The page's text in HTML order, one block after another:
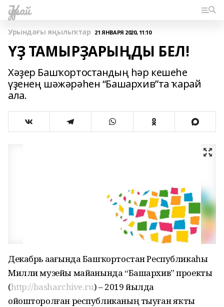
Ҡурай
Урындағы яңылыҡтар 21 ЯНВАРЯ 2020, 11:10
ҮҘ ТАМЫРҘАРЫҢДЫ БЕЛ!
Хәҙер Башҡортостандың һәр кешеһе
үҙенең шәжәрәһен “Башархив”та ҡарай
ала.
Декабрь аҙағында Башҡортостан Республикаһы
Милли музейы майҙанында “Башархив” проекты
(http://basharchive.ru) – 2019 йылда
ойошторолған республиканың тыуған яҡты